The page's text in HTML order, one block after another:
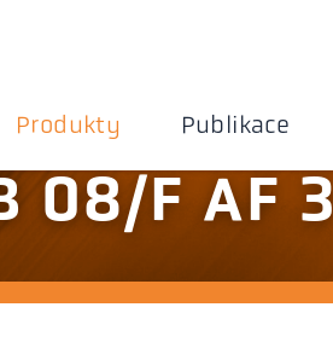
Produkty Publikace
08/F AF 3